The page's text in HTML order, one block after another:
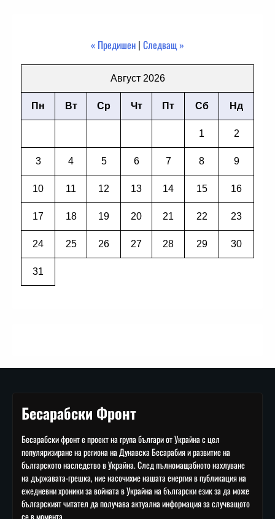
« Предишен | Следващ »
Август 2026
Пн Вт Ср Чт Пт Сб Нд
1 2
3 4 5 6 7 8 9
10 11 12 13 14 15 16
17 18 19 20 21 22 23
24 25 26 27 28 29 30
31
Бесарабски Фронт
Бесарабски фронт е проект на група българи от Украйна с цел
популяризиране на региона на Дунавска Бесарабия и развитие на
българското наследство в Украйна. След пълномащабното нахлуване
на държавата-грешка, ние насочихме нашата енергия в публикация на
ежедневни хроники за войната в Украйна на български език за да може
българският читател да получава актуална информация за случващото
се в момента.